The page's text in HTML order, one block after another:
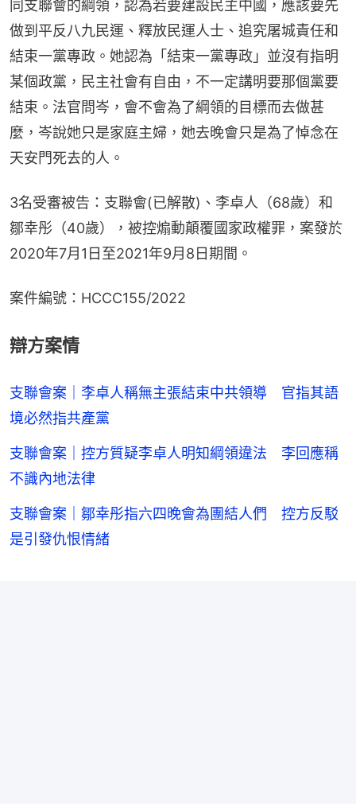
同支聯會的綱領，認為若要建設民主中國，應該要先
做到平反八九民運、釋放民運人士、追究屠城責任和
結束一黨專政。她認為「結束一黨專政」並沒有指明
某個政黨，民主社會有自由，不一定講明要那個黨要
結束。法官問岑，會不會為了綱領的目標而去做甚
麼，岑說她只是家庭主婦，她去晚會只是為了悼念在
天安門死去的人。
3名受審被告：支聯會(已解散)、李卓人（68歲）和
鄒幸彤（40歲），被控煽動顛覆國家政權罪，案發於
2020年7月1日至2021年9月8日期間。
案件編號：HCCC155/2022
辯方案情
支聯會案｜李卓人稱無主張結束中共領導 官指其語
境必然指共產黨
支聯會案｜控方質疑李卓人明知綱領違法 李回應稱
不識內地法律
支聯會案｜鄒幸彤指六四晚會為團結人們 控方反駁
是引發仇恨情緒